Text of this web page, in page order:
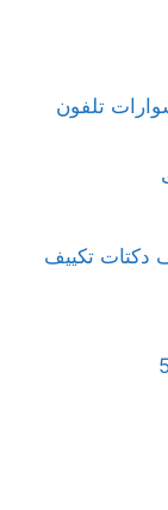
تلفون
دكتات تكييف